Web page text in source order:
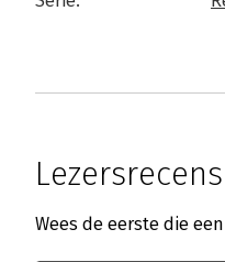
Wees de eerste die